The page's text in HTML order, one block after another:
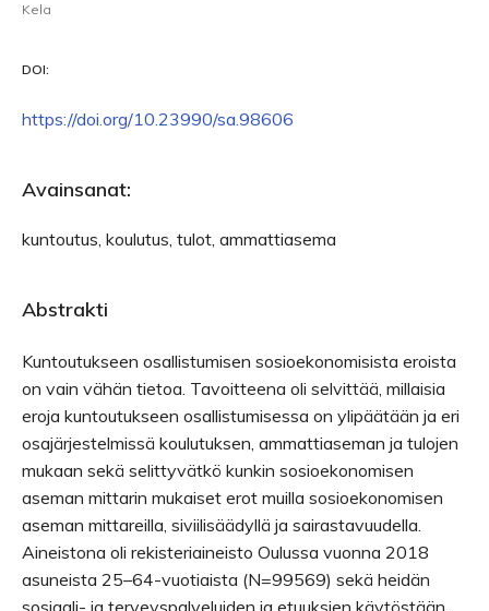
Kela
DOI:
https://doi.org/10.23990/sa.98606
Avainsanat:
kuntoutus, koulutus, tulot, ammattiasema
Abstrakti
Kuntoutukseen osallistumisen sosioekonomisista eroista
on vain vähän tietoa. Tavoitteena oli selvittää, millaisia
eroja kuntoutukseen osallistumisessa on ylipäätään ja eri
osajärjestelmissä koulutuksen, ammattiaseman ja tulojen
mukaan sekä selittyvätkö kunkin sosioekonomisen
aseman mittarin mukaiset erot muilla sosioekonomisen
aseman mittareilla, siviilisäädyllä ja sairastavuudella.
Aineistona oli rekisteriaineisto Oulussa vuonna 2018
asuneista 25–64-vuotiaista (N=99569) sekä heidän
sosiaali- ja terveyspalveluiden ja etuuksien käytöstään.